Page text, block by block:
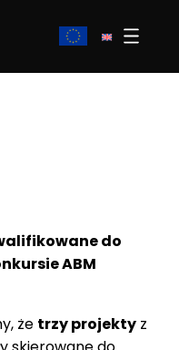
do
ABM
że trzy projekty z